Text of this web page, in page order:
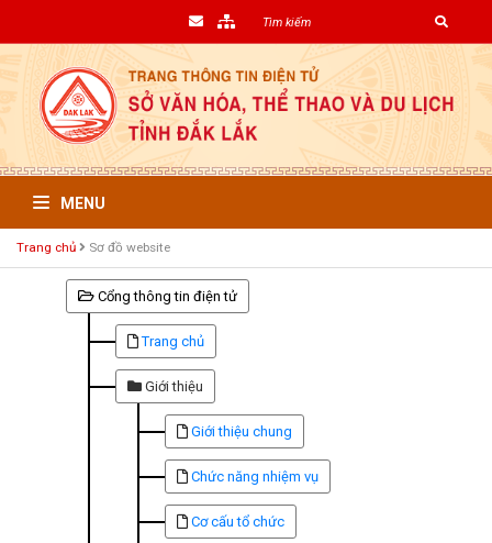
MENU
Trang chủ Sơ đồ website
Cổng thông tin điện tử
Trang chủ
Giới thiệu
Giới thiệu chung
Chức năng nhiệm vụ
Cơ cấu tổ chức